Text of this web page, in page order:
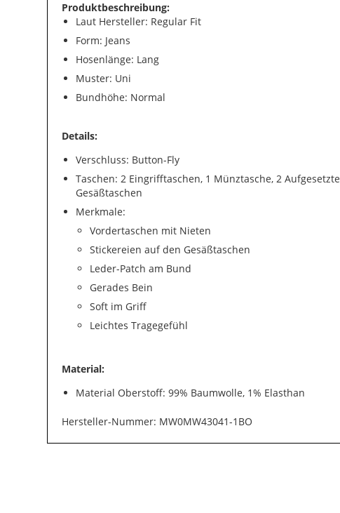
Produktbeschreibung:
Laut Hersteller: Regular Fit
Form: Jeans
Hosenlänge: Lang
Muster: Uni
Bundhöhe: Normal
Details:
Verschluss: Button-Fly
Taschen: 2 Eingrifftaschen, 1 Münztasche, 2 Aufgesetzte
Gesäßtaschen
Merkmale:
Vordertaschen mit Nieten
Stickereien auf den Gesäßtaschen
Leder-Patch am Bund
Gerades Bein
Soft im Griff
Leichtes Tragegefühl
Material:
Material Oberstoff: 99% Baumwolle, 1% Elasthan
Hersteller-Nummer: MW0MW43041-1BO